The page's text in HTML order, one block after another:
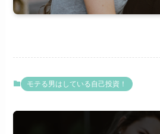
モテる男はしている自己投資！